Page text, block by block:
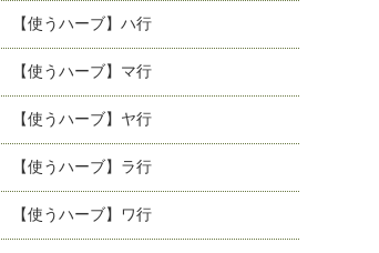
【使うハーブ】ハ行
【使うハーブ】マ行
【使うハーブ】ヤ行
【使うハーブ】ラ行
【使うハーブ】ワ行